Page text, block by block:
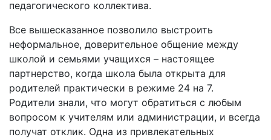
педагогического коллектива.
Все вышесказанное позволило выстроить
неформальное, доверительное общение между
школой и семьями учащихся – настоящее
партнерство, когда школа была открыта для
родителей практически в режиме 24 на 7.
Родители знали, что могут обратиться с любым
вопросом к учителям или администрации, и всегда
получат отклик. Одна из привлекательных